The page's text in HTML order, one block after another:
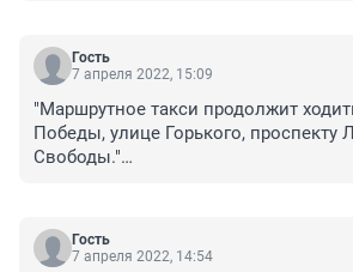
Гость
7 апреля 2022, 15:09
"Маршрутное такси продолжит
Победы, улице Горького, проспекту
Свободы."
А как же вопли полоумных "убрать
УБИРАЙТЕ - ПУСТЬ ОТВЕЧАЮТ ЗА
Гость
7 апреля 2022, 14:54